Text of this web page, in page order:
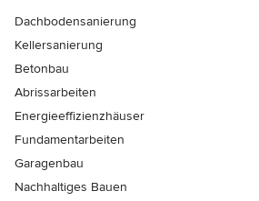
Dachbodensanierung
Kellersanierung
Betonbau
Abrissarbeiten
Energieeffizienzhäuser
Fundamentarbeiten
Garagenbau
Nachhaltiges Bauen